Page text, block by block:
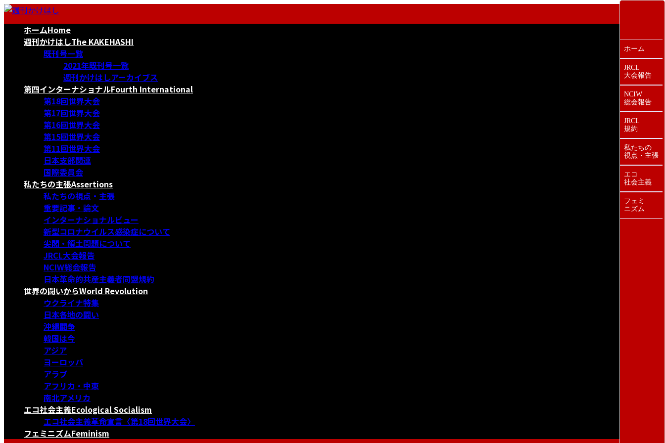
コ
ナ
ホームHome
週刊かけはしThe KAKEHASHI
既刊号一覧
2021年既刊号一覧
週刊かけはしアーカイブス
第四インターナショナルFourth International
第18回世界大会
第17回世界大会
第16回世界大会
第15回世界大会
第11回世界大会
日本支部関連
国際委員会
私たちの主張Assertions
私たちの視点・主張
重要記事・論文
インターナショナルビュー
新型コロナウイルス感染症について
尖閣・領土問題について
JRCL大会報告
NCIW総会報告
日本革命的共産主義者同盟規約
世界の闘いからWorld Revolution
ウクライナ特集
日本各地の闘い
沖縄闘争
韓国は今
アジア
ヨーロッパ
アラブ
アフリカ・中東
南北アメリカ
エコ社会主義Ecological Socialism
エコ社会主義革命宣言〈第18回世界大会〉
フェミニズムFeminism
ホーム
JRCL
大会報告
NCIW
総会報告
JRCL
規約
私たちの
視点・主張
エコ
社会主義
フェミ
ニズム